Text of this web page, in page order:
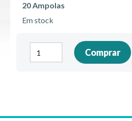
20 Ampolas
Em stock
Comprar